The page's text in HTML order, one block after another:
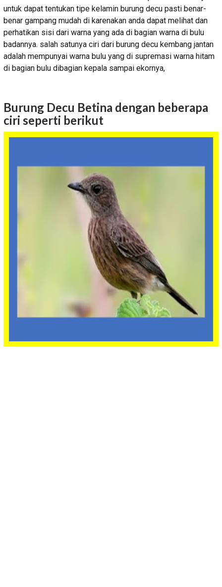
untuk dapat tentukan tipe kelamin burung decu pasti benar-
benar gampang mudah di karenakan anda dapat melihat dan
perhatikan sisi dari warna yang ada di bagian warna di bulu
badannya. salah satunya ciri dari burung decu kembang jantan
adalah mempunyai warna bulu yang di supremasi warna hitam
di bagian bulu dibagian kepala sampai ekornya,
Burung Decu Betina dengan beberapa
ciri seperti berikut